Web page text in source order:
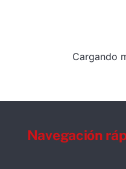
Cargando
Navegación